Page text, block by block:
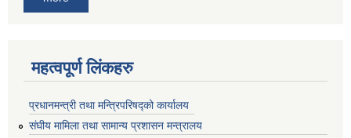
महत्वपूर्ण लिंकहरु
प्रधानमन्त्री तथा मन्त्रिपरिषद्को कार्यालय
संघीय मामिला तथा सामान्य प्रशासन मन्त्रालय